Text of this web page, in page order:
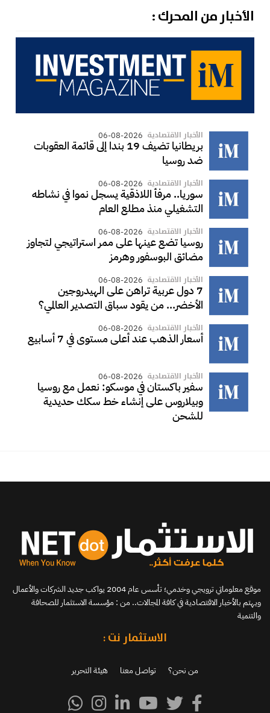
الأخبار من المحرك :
الأخبار الاقتصادية 06-08-2026
بريطانيا تضيف 19 بندا إلى قائمة العقوبات
ضد روسيا
الأخبار الاقتصادية 06-08-2026
سوريا.. مرفأ اللاذقية يسجل نموا في نشاطه
التشغيلي منذ مطلع العام
الأخبار الاقتصادية 06-08-2026
روسيا تضع عينها على ممر استراتيجي لتجاوز
مضائق البوسفور وهرمز
الأخبار الاقتصادية 06-08-2026
7 دول عربية تراهن على الهيدروجين
الأخضر... من يقود سباق التصدير العالمي؟
الأخبار الاقتصادية 06-08-2026
أسعار الذهب عند أعلى مستوى في 7 أسابيع
الأخبار الاقتصادية 06-08-2026
سفير باكستان في موسكو: نعمل مع روسيا
وبيلاروس على إنشاء خط سكك حديدية
للشحن
موقع معلوماتي ترويجي وخدمي؛ تأسس عام 2004 يواكب جديد الشركات والأعمال
ويهتم بالأخبار الاقتصادية في كافة المجالات.. من : مؤسسة الاستثمار للصحافة
والتنمية
الاستثمار نت :
من نحن؟ تواصل معنا هيئة التحرير